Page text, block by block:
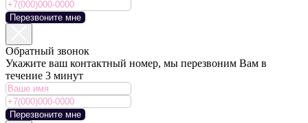
Перезвоните мне
Обратный звонок
Укажите ваш контактный номер, мы перезвоним Вам в
течение 3 минут
Перезвоните мне